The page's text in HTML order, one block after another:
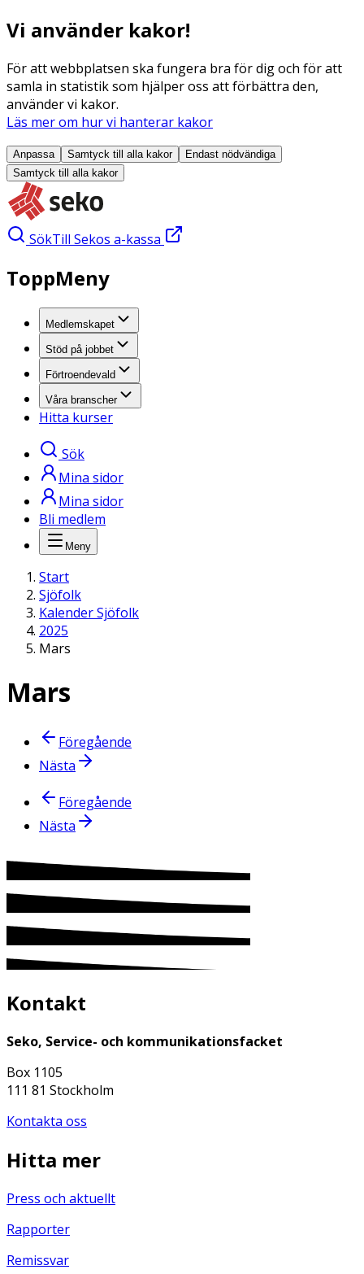
Vi använder kakor!
För att webbplatsen ska fungera bra för dig och för att
samla in statistik som hjälper oss att förbättra den,
använder vi kakor.
Läs mer om hur vi hanterar kakor
Anpassa Samtyck till alla kakor
Endast nödvändiga
Samtyck till alla kakor
SökTill Sekos a-kassa
ToppMeny
Medlemskapet
Stöd på jobbet
Förtroendevald
Våra branscher
Hitta kurser
Sök
Mina sidor
Mina sidor
Bli medlem
Meny
Start
Sjöfolk
Kalender Sjöfolk
2025
Mars
Mars
Föregående
Nästa
Föregående
Nästa
Kontakt
Seko, Service- och kommunikationsfacket
Box 1105
111 81 Stockholm
Kontakta oss
Hitta mer
Press och aktuellt
Rapporter
Remissvar